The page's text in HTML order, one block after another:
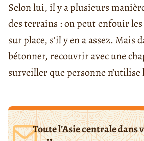
Selon lui, il y a plusieurs
des terrains : on peut enfouir les
sur place, s’il y en a assez. Mais
bétonner, recouvrir avec une
surveiller que personne
Toute l’Asie centrale dans